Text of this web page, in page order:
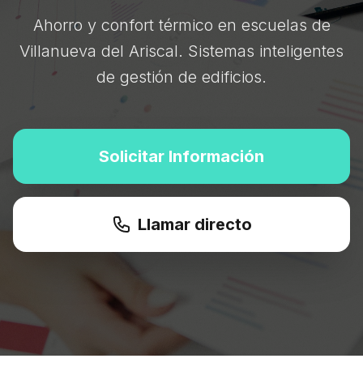
Ahorro y confort térmico en escuelas de
Villanueva del Ariscal. Sistemas inteligentes
de gestión de edificios.
Solicitar Información
Llamar directo